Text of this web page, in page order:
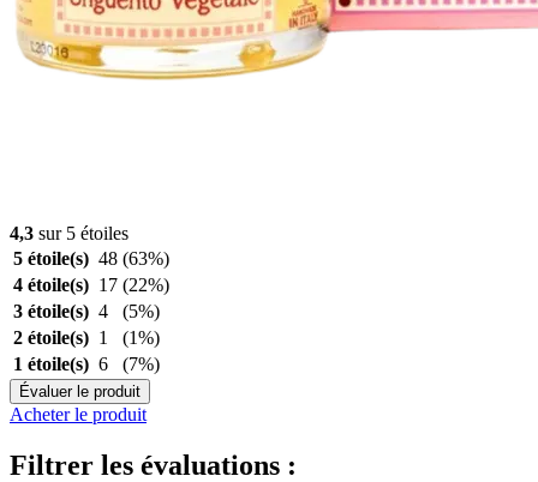
4,3 sur 5 étoiles
5 étoile(s) 48 (63%)
4 étoile(s) 17 (22%)
3 étoile(s) 4
(5%)
2 étoile(s) 1
(1%)
1 étoile(s) 6 (7%)
Évaluer le produit
Acheter le produit
Filtrer les évaluations :